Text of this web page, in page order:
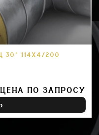
114Х4/200
ЦЕНА ПО ЗАПРОСУ